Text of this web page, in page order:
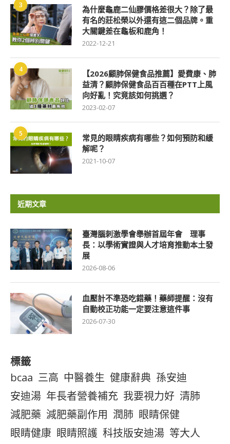
3
為什麼龜鹿二仙膠價格差很大？除了最
有名的莊松榮以外還有這二個品牌。重
大關鍵差在龜板和鹿角！
2022-12-21
4
【2026顧肺保健食品推薦】愛費康、肺
益清？顧肺保健食品百百種在PTT上風
向好亂！究竟該如何挑選？
2023-02-07
5
常見的眼睛疾病有哪些？如何預防和緩
解呢？
2021-10-07
近期文章
臺灣腦刺激學會舉辦首屆年會 理事
長：以學術實證與人才培育推動本土發
展
2026-08-06
血壓計不準恐吃錯藥！藥師提醒：沒有
自動校正功能一定要注意這件事
2026-07-30
標籤
bcaa 三高 中醫養生 健康辭典 孫安迪
安迪湯 年長者營養補充 我要視力好 清肺
減肥藥 減肥藥副作用 潤肺 眼睛保健
眼睛健康 眼睛照護 科技版安迪湯 等大人